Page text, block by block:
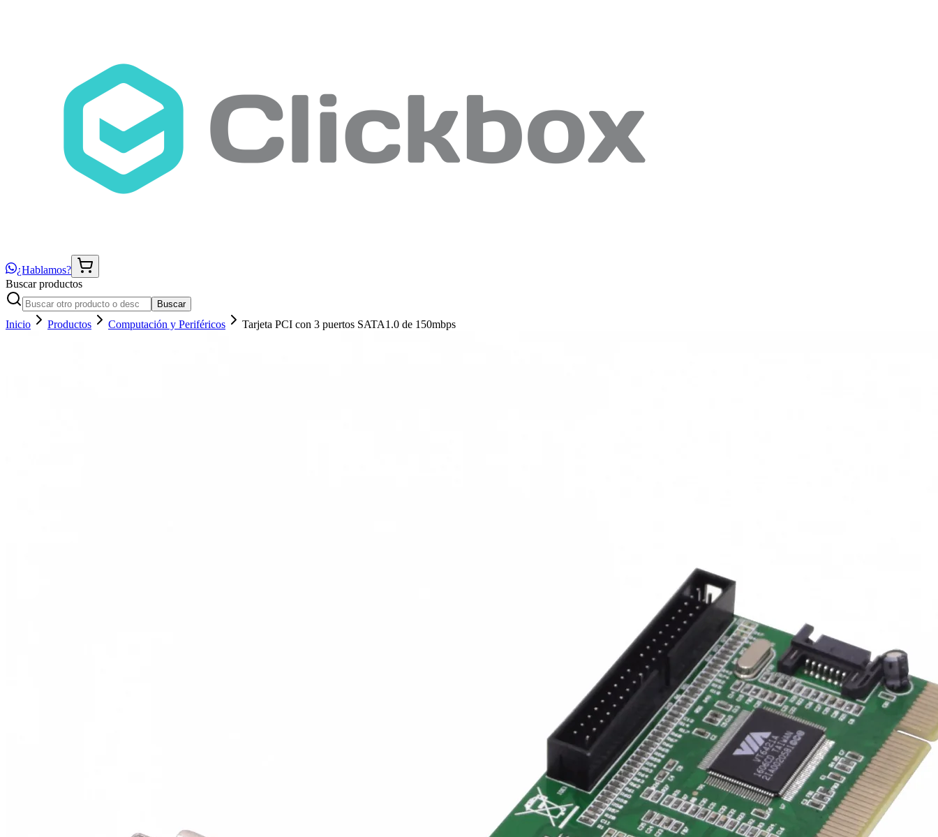
¿Hablamos?
Buscar productos
Buscar
Inicio Productos Computación y Periféricos Tarjeta PCI con 3 puertos SATA1.0 de 150mbps